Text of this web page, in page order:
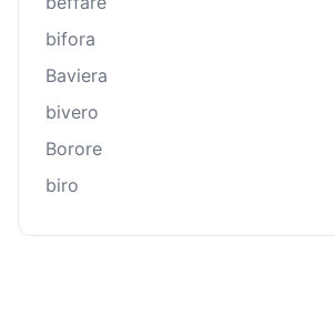
bifora
Baviera
bivero
Borore
biro